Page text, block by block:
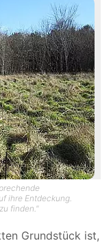
ihre Entdeckung.
finden."
Grundstück ist,